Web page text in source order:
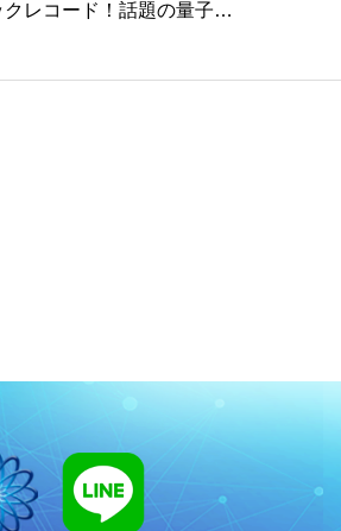
クレコード！話題の量子…